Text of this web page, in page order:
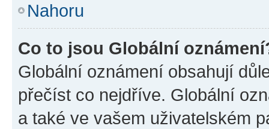
Nahoru
Co to jsou Globální
Globální oznámení obsahují
přečíst co nejdříve. Globální
a také ve vašem uživatelském